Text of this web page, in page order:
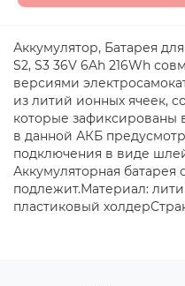
Аккумулятор, Батарея
S2, S3 36V 6Ah 216Wh
версиями
из литий ионных ячеек,
которые зафиксированы
в данной АКБ
подключения в виде
Аккумуляторная батарея
подлежит.Материал:
пластиковый